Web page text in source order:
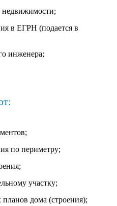
недвижимости;
в ЕГРН (подается в
инженера;
по периметру;
участку;
дома (строения);